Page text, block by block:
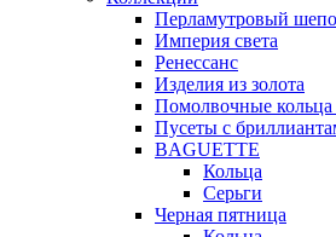
Перламутровый
Империя света
Ренессанс
Изделия из золота
Помолвочные кольца
Пусеты с
BAGUETTE
Кольца
Серьги
Черная пятница